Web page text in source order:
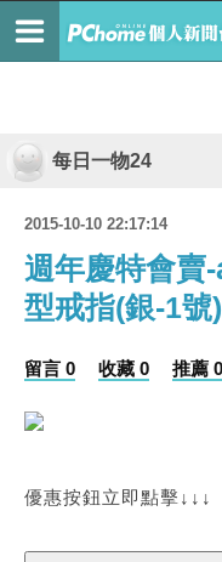
每日一物24
2015-10-10 22:17:14
週年慶特會賣
型戒指(銀-1號
留言 0 收藏 0 推薦 0
優惠按鈕立即點擊↓↓↓